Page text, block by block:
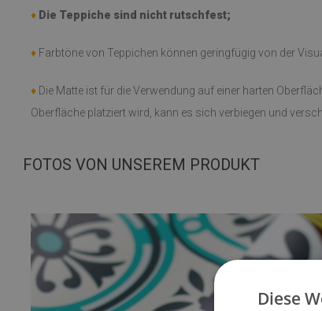
♦ Die Teppiche sind nicht rutschfest;
♦ Farbtöne von Teppichen können geringfügig von der
♦ Die Matte ist für die Verwendung auf einer harten
Oberfläche platziert wird, kann es sich verbiegen und
FOTOS VON UNSEREM PRODUKT
Diese